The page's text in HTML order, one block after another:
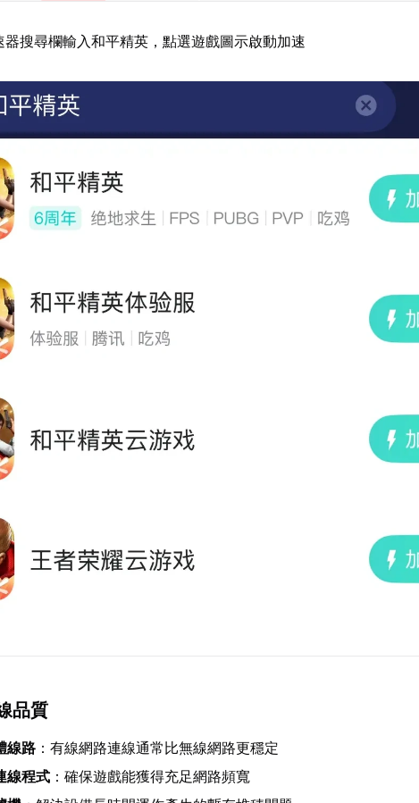
器搜尋欄輸入和平精英，點選遊戲圖示啟動加速
品質
線路 ：有線網路連線通常比無線網路更穩定
線程式 ：確保遊戲能獲得充足網路頻寬